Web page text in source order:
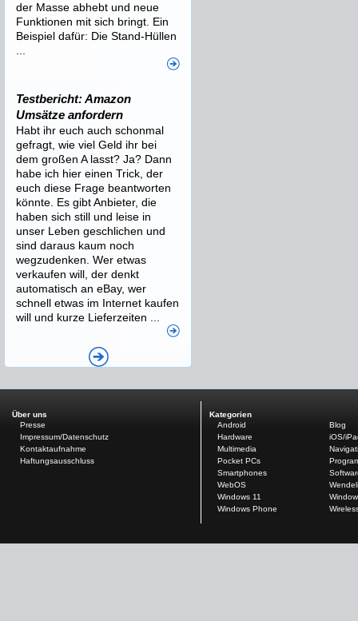
der Masse abhebt und neue
Funktionen mit sich bringt. Ein
Beispiel dafür: Die Stand-Hüllen
Testbericht: Amazon
Umsätze anfordern
Habt ihr euch auch schonmal
gefragt, wie viel Geld ihr bei
dem großen A lasst? Ja? Dann
habe ich hier einen Trick, der
euch diese Frage beantworten
könnte. Es gibt Anbieter, die
haben sich still und leise in
unser Leben geschlichen und
sind daraus kaum noch
wegzudenken. Wer etwas
verkaufen will, der denkt
automatisch an eBay, wer
schnell etwas im Internet kaufen
will und kurze Lieferzeiten ...
Über uns
Presse
Impressum/Datenschutz
Kontaktaufnahme
Haftungsausschluss
Kategorien
Android
Blog
Hardware
iOS/
Multimedia
Pocket PCs
Smartphones
WebOS
Windows 11
Windows Phone